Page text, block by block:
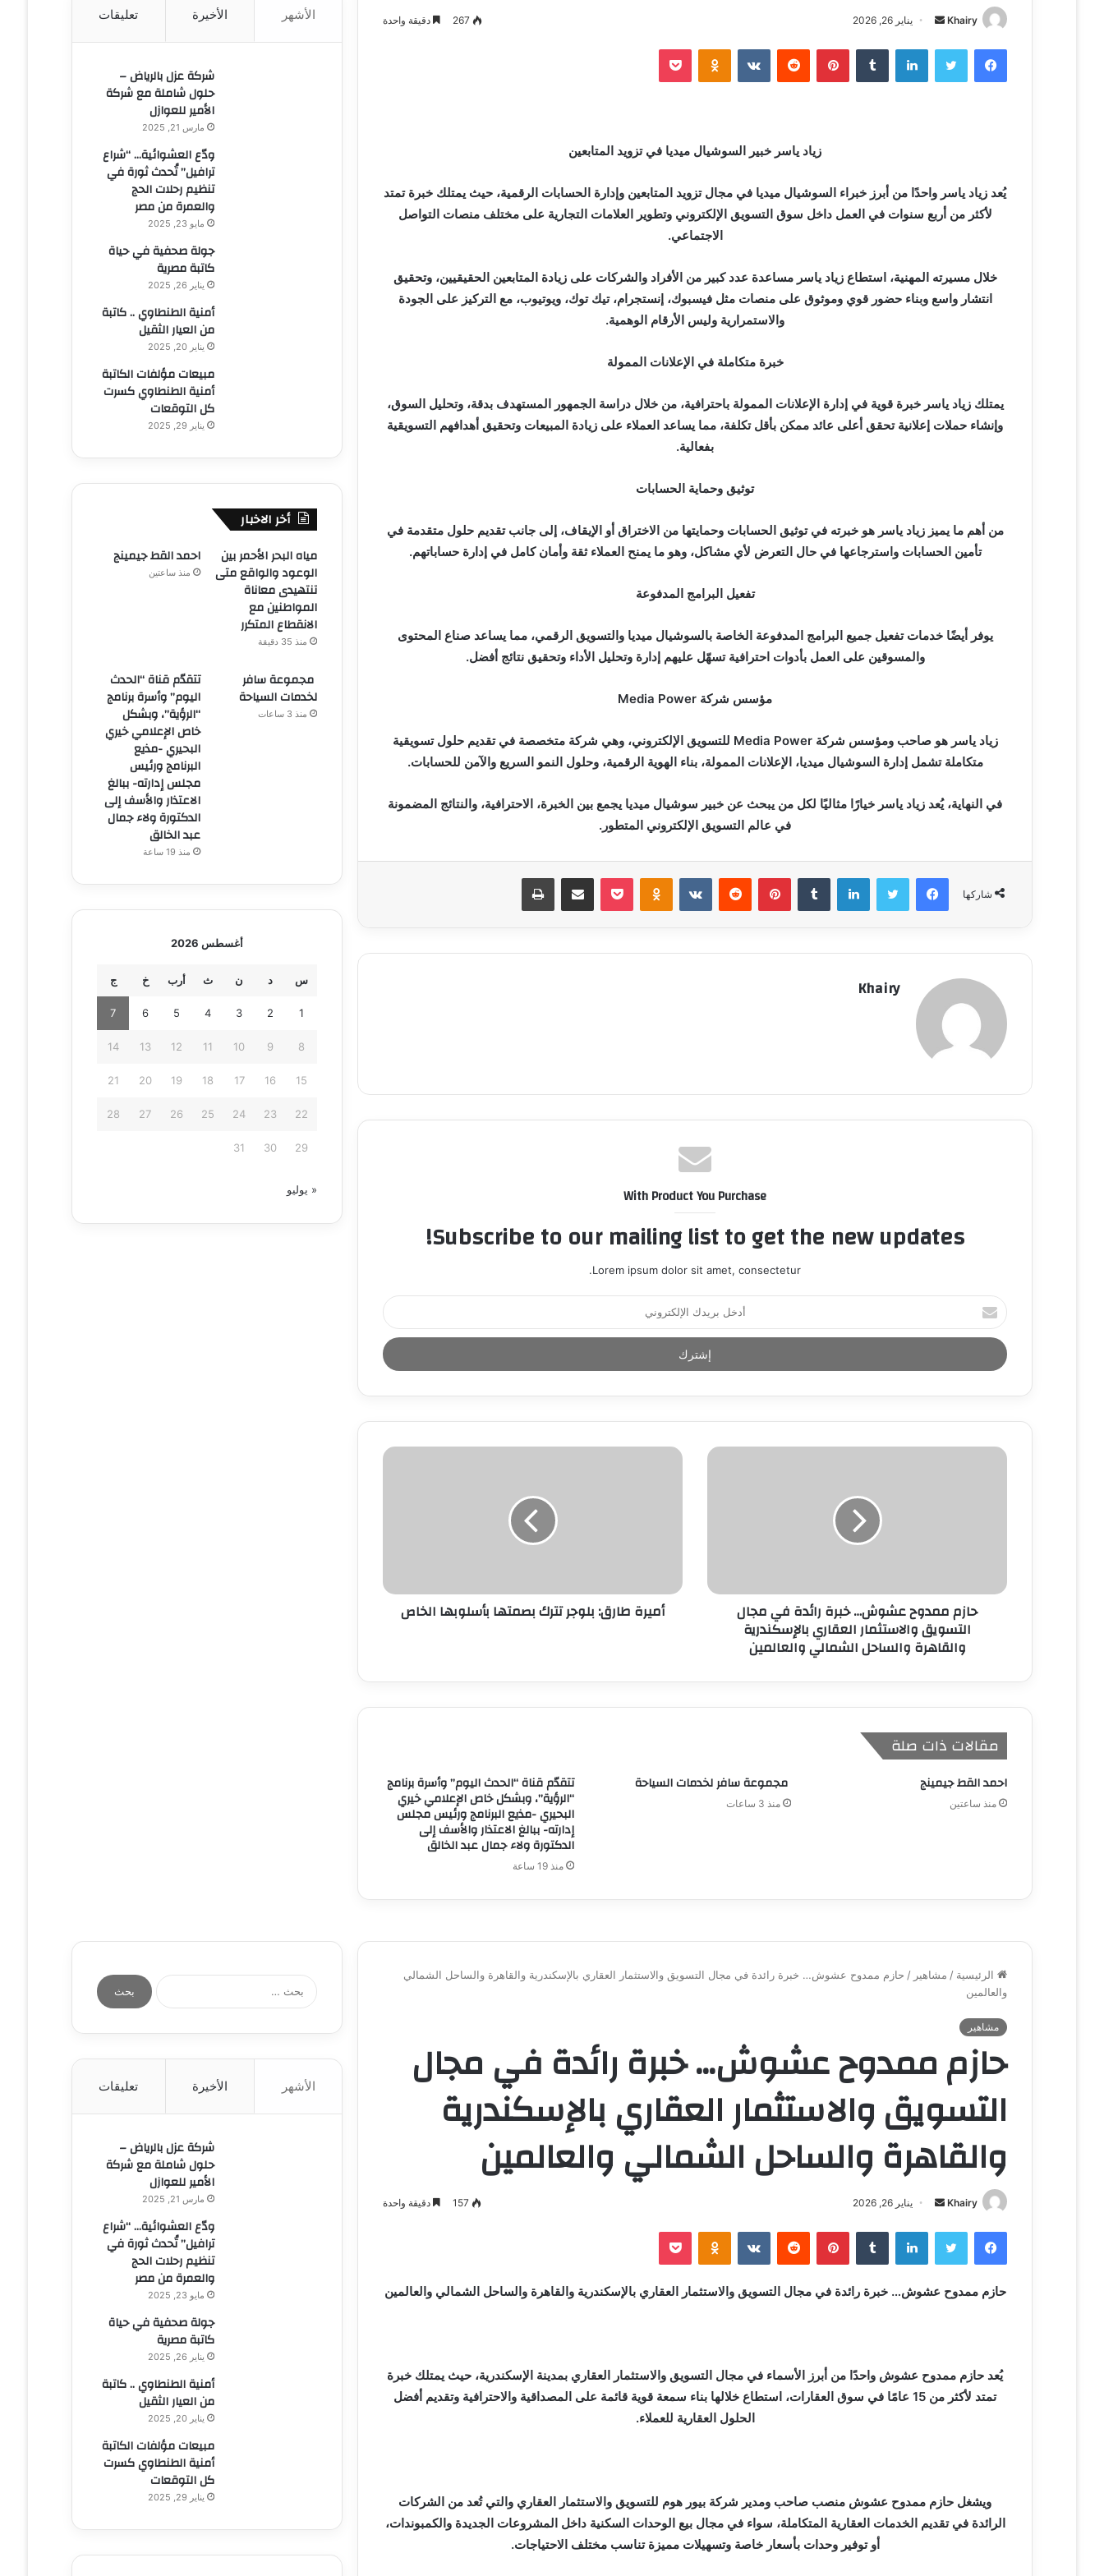
Khairy
أ
ل
إ
ل
ر
و
يناير 26, 2026 267 دقيقة واحدة
فيسبوك تويتر لينكدإن ‏Tumblr بينتيريست ‏Reddit
‏VKontakte
Odnoklassniki بوكيت
زياد ياسر خبير السوشيال ميديا في تزويد المتابعين
يُعد زياد ياسر واحدًا من أبرز خبراء السوشيال ميديا في مجال تزويد المتابعين وإدارة الحسابات الرقمية، حيث يمتلك خبرة تمتد
لأكثر من أربع سنوات في العمل داخل سوق التسويق الإلكتروني وتطوير العلامات التجارية على مختلف منصات التواصل
الاجتماعي.
خلال مسيرته المهنية، استطاع زياد ياسر مساعدة عدد كبير من الأفراد والشركات على زيادة المتابعين الحقيقيين، وتحقيق
انتشار واسع وبناء حضور قوي وموثوق على منصات مثل فيسبوك، إنستجرام، تيك توك، ويوتيوب، مع التركيز على الجودة
والاستمرارية وليس الأرقام الوهمية.
خبرة متكاملة في الإعلانات الممولة
يمتلك زياد ياسر خبرة قوية في إدارة الإعلانات الممولة باحترافية، من خلال دراسة الجمهور المستهدف بدقة، وتحليل السوق،
وإنشاء حملات إعلانية تحقق أعلى عائد ممكن بأقل تكلفة، مما يساعد العملاء على زيادة المبيعات وتحقيق أهدافهم التسويقية
بفعالية.
توثيق وحماية الحسابات
من أهم ما يميز زياد ياسر هو خبرته في توثيق الحسابات وحمايتها من الاختراق أو الإيقاف، إلى جانب تقديم حلول متقدمة في
تأمين الحسابات واسترجاعها في حال التعرض لأي مشاكل، وهو ما يمنح العملاء ثقة وأمان كامل في إدارة حساباتهم.
تفعيل البرامج المدفوعة
يوفر أيضًا خدمات تفعيل جميع البرامج المدفوعة الخاصة بالسوشيال ميديا والتسويق الرقمي، مما يساعد صناع المحتوى
والمسوقين على العمل بأدوات احترافية تسهّل عليهم إدارة وتحليل الأداء وتحقيق نتائج أفضل.
مؤسس شركة Media Power
زياد ياسر هو صاحب ومؤسس شركة Media Power للتسويق الإلكتروني، وهي شركة متخصصة في تقديم حلول تسويقية
متكاملة تشمل إدارة السوشيال ميديا، الإعلانات الممولة، بناء الهوية الرقمية، وحلول النمو السريع والآمن للحسابات.
في النهاية، يُعد زياد ياسر خيارًا مثاليًا لكل من يبحث عن خبير سوشيال ميديا يجمع بين الخبرة، الاحترافية، والنتائج المضمونة
في عالم التسويق الإلكتروني المتطور.
شاركها
فيسبوك تويتر لينكدإن ‏Tumblr بينتيريست ‏Reddit
‏VKontakte
Odnoklassniki بوكيت مشاركة عبر البريد طباعة
Khairy
With Product You Purchase
Subscribe to our mailing list to get the new updates!
Lorem ipsum dolor sit amet, consectetur.
أ
د
خ
ل
د
ا
حازم ممدوح عشوش… خبرة رائدة في مجال
التسويق والاستثمار العقاري بالإسكندرية
والقاهرة والساحل الشمالي والعالمين
أميرة طارق: بلوجر تترك بصمتها بأسلوبها الخاص
مقالات ذات صلة
احمد القط جيمينج
منذ ساعتين
مجموعة سافر لخدمات السياحة
منذ 3 ساعات
تتقدّم قناة “الحدث اليوم” وأسرة برنامج
“الرؤية”، وبشكل خاص الإعلامي خيري
البحيري -مذيع البرنامج ورئيس مجلس
إدارته- ببالغ الاعتذار والأسف إلى
الدكتورة ولاء جمال عبد الخالق
منذ 19 ساعة
الأشهر الأخيرة تعليقات
شركة عزل بالرياض –
حلول شاملة مع شركة
الأمير للعوازل
مارس 21, 2025
ودّع العشوائية… “شراع
ترافيل” تُحدث ثورة في
تنظيم رحلات الحج
والعمرة من مصر
مايو 23, 2025
جولة صحفية في حياة
كاتبة مصرية
يناير 26, 2025
أمنية الطنطاوي .. كاتبة
من العيار الثقيل
يناير 20, 2025
مبيعات مؤلفات الكاتبة
أمنية الطنطاوي كسرت
كل التوقعات
يناير 29, 2025
أخر الاخبار
مياه البحر الأحمر بين
الوعود والواقع متى
تنتهيدى معاناة
المواطنين مع
الانقطاع المتكرر
منذ 35 دقيقة
احمد القط جيمينج
منذ ساعتين
مجموعة سافر
لخدمات السياحة
منذ 3 ساعات
تتقدّم قناة “الحدث
اليوم” وأسرة برنامج
“الرؤية”، وبشكل
خاص الإعلامي خيري
البحيري -مذيع
البرنامج ورئيس
مجلس إدارته- ببالغ
الاعتذار والأسف إلى
الدكتورة ولاء جمال
عبد الخالق
منذ 19 ساعة
أغسطس 2026
س د ن ث أرب خ ج
1
2
3
4
5
6
7
8
9
10
11
12
13
14
15
16
17
18
19
20
21
22
23
24
25
26
27
28
29
30
31
« يوليو